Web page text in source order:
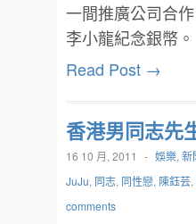
一間推廣公司合
李小龍紀念銀幣。
Read Post →
香港男同志先
16 10 月, 2011 - 娛樂, 新
JuJu, 同志, 同性戀, 陳鈺芸,
comments